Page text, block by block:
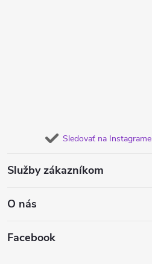
Sledovať na Instagrame
Služby zákazníkom
O nás
Facebook